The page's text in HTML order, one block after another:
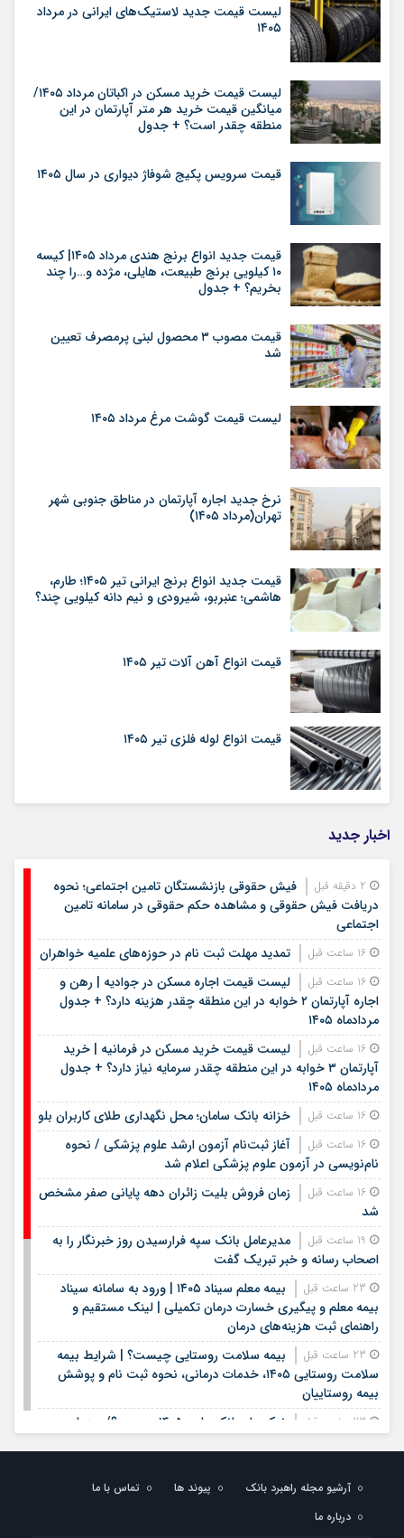
لیست قیمت جدید لاستیک‌های ایرانی در مرداد
۱۴۰۵
لیست قیمت خرید مسکن در اکباتان مرداد ۱۴۰۵/
میانگین قیمت خرید هر متر آپارتمان در این
منطقه چقدر است؟ + جدول
قیمت سرویس پکیج شوفاژ دیواری در سال ۱۴۰۵
قیمت جدید انواع برنج هندی مرداد ۱۴۰۵| کیسه
۱۰ کیلویی برنج طبیعت، هایلی، مژده و…را چند
بخریم؟ + جدول
قیمت مصوب ۳ محصول لبنی پرمصرف تعیین
شد
لیست قیمت گوشت مرغ مرداد ۱۴۰۵
نرخ جدید اجاره آپارتمان در مناطق جنوبی شهر
تهران(مرداد ۱۴۰۵)
قیمت جدید انواع برنج ایرانی تیر ۱۴۰۵؛ طارم،
هاشمی؛ عنبربو، شیرودی و نیم دانه کیلویی چند؟
قیمت انواع آهن آلات تیر ۱۴۰۵
قیمت انواع لوله فلزی تیر ۱۴۰۵
اخبار جدید
فیش حقوقی بازنشستگان تامین اجتماعی؛ نحوه
دریافت فیش حقوقی و مشاهده حکم حقوقی در سامانه تامین
اجتماعی
تمدید مهلت ثبت نام در حوزه‌های علمیه خواهران
لیست قیمت اجاره مسکن در جوادیه | رهن و
اجاره آپارتمان ۲ خوابه در این منطقه چقدر هزینه دارد؟ + جدول
مردادماه ۱۴۰۵
لیست قیمت خرید مسکن در فرمانیه | خرید
آپارتمان ۳ خوابه در این منطقه چقدر سرمایه نیاز دارد؟ + جدول
مردادماه ۱۴۰۵
خزانه بانک سامان؛ محل نگهداری طلای کاربران بلو
آغاز ثبت‌نام آزمون ارشد علوم پزشکی / نحوه
نام‌نویسی در آزمون علوم پزشکی اعلام شد
زمان فروش بلیت زائران دهه پایانی صفر مشخص
شد
مدیرعامل بانک سپه فرارسیدن روز خبرنگار را به
اصحاب رسانه و خبر تبریک گفت
بیمه معلم سیناد ۱۴۰۵ | ورود به سامانه سیناد
بیمه معلم و پیگیری خسارت درمان تکمیلی | لینک مستقیم و
راهنمای ثبت هزینه‌های درمان
بیمه سلامت روستایی چیست؟ | شرایط بیمه
سلامت روستایی ۱۴۰۵، خدمات درمانی، نحوه ثبت نام و پوشش
بیمه روستاییان
نیک وام بانک ملت ۱۴۰۵ چیست؟/ جدول
اقساط و نحوه دریافت تسهیلات
آرشیو مجله راهبرد بانک پیوند ها
تماس با ما
درباره ما